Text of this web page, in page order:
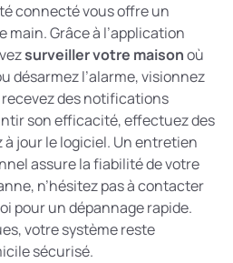
connecté vous offre un
Grâce à l’application
surveiller votre maisonoù
désarmez l’alarme, visionnez
des notifications
son efficacité, effectuez des
jour le logiciel. Un entretien
assure la fiabilité de votre
n’hésitez pas à contacter
pour un dépannage rapide.
votre système reste
sécurisé.